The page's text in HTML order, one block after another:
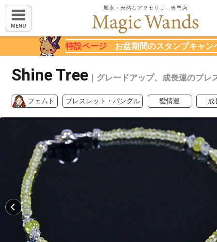
MENU
特設ページ お盆期間のスタンプキャン
Shine Tree ｜グレードアップ、成長運のブレ
フェムト ブレスレット・バングル 愛情運 成